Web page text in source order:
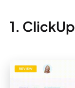
1. ClickUp